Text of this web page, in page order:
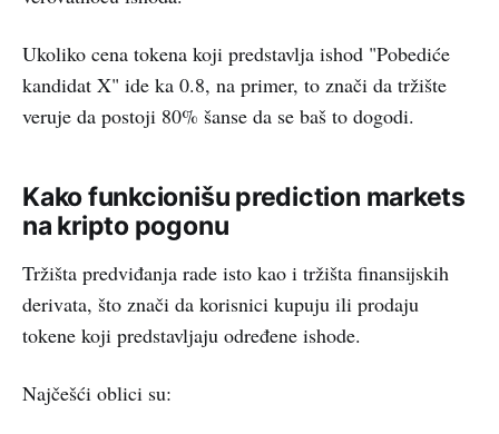
Ukoliko cena tokena koji predstavlja ishod "Pobediće
kandidat X" ide ka 0.8, na primer, to znači da tržište
veruje da postoji 80% šanse da se baš to dogodi.
Kako funkcionišu prediction markets
na kripto pogonu
Tržišta predviđanja rade isto kao i tržišta finansijskih
derivata, što znači da korisnici kupuju ili prodaju
tokene koji predstavljaju određene ishode.
Najčešći oblici su: